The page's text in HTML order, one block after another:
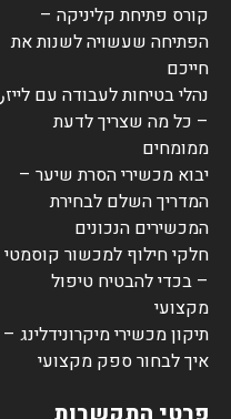
קורס פתיחת קליניקה –
הפתיחה שעשויה לשנות את
חייכם
נהלי בטיחות לעבודה עם לייזر
– כל מה שצריך לדעת
ממומחים
יבוא מכשירי הסרת שיער –
המדריך השלם לבחירת
המכשירים הנכונים
חלקי חילוף למכשור קוסמטי
– בכדי להבטיח טיפול
מקצועי
תיקון מכשירי מיקרונידלינג –
איך לבחור ספק מקצועי